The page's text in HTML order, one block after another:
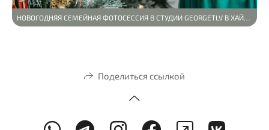
НОВОГОДНЯЯ СЕМЕЙНАЯ ФОТОСЕССИЯ В СТУДИИ GEORGETLV В ХАЙФЕ
Поделиться ссылкой